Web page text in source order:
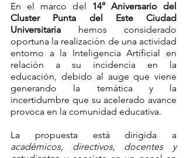
En el marco del 14° Aniversario del
Cluster Punta del Este Ciudad
Universitaria hemos considerado
oportuna la realización de una actividad
entorno a la Inteligencia Artificial en
relación a su incidencia en la
educación, debido al auge que viene
generando la temática y la
incertidumbre que su acelerado avance
provoca en la comunidad educativa.
académicos, directivos, docentes y